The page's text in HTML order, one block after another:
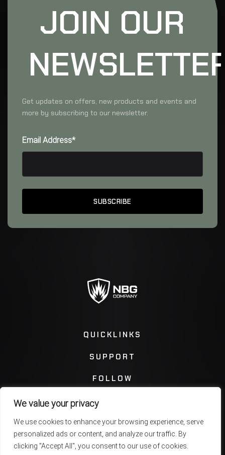
We value your privacy
We use cookies to enhance your browsing experience, serve
personalized ads or content, and analyze our traffic. By
clicking "Accept All", you consent to our use of cookies.
JOIN OUR
Get updates on offers, new products and events and
more by subscribing to our newsletter.
Email Address*
QUICKLINKS
SUPPORT
FOLLOW
Instagram